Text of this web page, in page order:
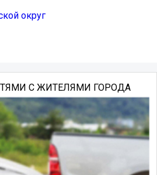
округ
С ЖИТЕЛЯМИ ГОРОДА